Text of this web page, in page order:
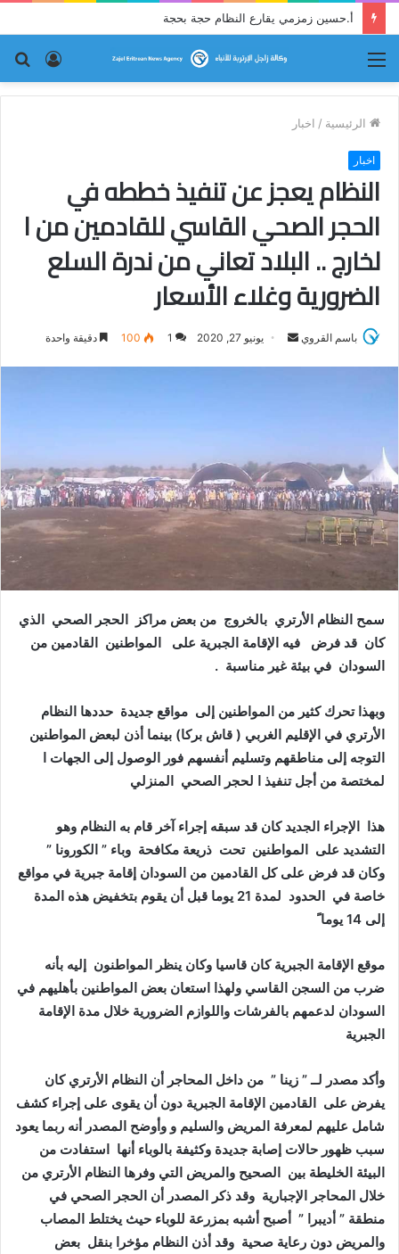
قراءة نقدية في قصيدة إرترية : (ما كان لم يكن!)
تسجيل
الدخول
الرئيسية / اخبار
اخبار
النظام يعجز عن تنفيذ خططه في
الحجر الصحي القاسي للقادمين من ا
لخارج .. البلاد تعاني من ندرة السلع
الضرورية وغلاء الأسعار
باسم القروي
ي
د
ا
ت
ر
يونيو 27, 2020 1
100 دقيقة واحدة
سمح النظام الأرتري بالخروج من بعض مراكز الحجر الصحي الذي
كان قد فرض فيه الإقامة الجبرية على المواطنين القادمين من
السودان في بيئة غير مناسبة .
وبهذا تحرك كثير من المواطنين إلى مواقع جديدة حددها النظام
الأرتري في الإقليم الغربي ( قاش بركا) بينما أذن لبعض المواطنين
التوجه إلى مناطقهم وتسليم أنفسهم فور الوصول إلى الجهات ا
لمختصة من أجل تنفيذ ا لحجر الصحي المنزلي
هذا الإجراء الجديد كان قد سبقه إجراء آخر قام به النظام وهو
التشديد على المواطنين تحت ذريعة مكافحة وباء ” الكورونا ”
وكان قد فرض على كل القادمين من السودان إقامة جبرية في مواقع
خاصة في الحدود لمدة 21 يوما قبل أن يقوم بتخفيض هذه المدة
إلى 14 يوما ً
موقع الإقامة الجبرية كان قاسيا وكان ينظر المواطنون إليه بأنه
ضرب من السجن القاسي ولهذا استعان بعض المواطنين بأهليهم في
السودان لدعمهم بالفرشات واللوازم الضرورية خلال مدة الإقامة
الجبرية
وأكد مصدر لــ ” زينا ” من داخل المحاجر أن النظام الأرتري كان
يفرض على القادمين الإقامة الجبرية دون أن يقوى على إجراء كشف
شامل عليهم لمعرفة المريض والسليم و وأوضح المصدر أنه ربما يعود
سبب ظهور حالات إصابة جديدة وكثيفة بالوباء أنها استفادت من
البيئة الخليطة بين الصحيح والمريض التي وفرها النظام الأرتري من
خلال المحاجر الإجبارية وقد ذكر المصدر أن الحجر الصحي في
منطقة ” أديبرا ” أصبح أشبه بمزرعة للوباء حيث يختلط المصاب
والمريض دون رعاية صحية وقد أذن النظام مؤخرا بنقل بعض